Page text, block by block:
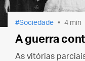
Sociedade 4 min
A guerra
As vitórias